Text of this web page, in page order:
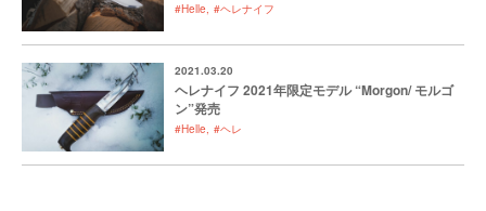
#Helle #ヘレナイフ
2021.03.20
ヘレナイフ 2021年限定モデル “Morgon/ モルゴ
ン”発売
#Helle #ヘレ